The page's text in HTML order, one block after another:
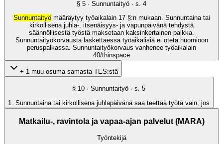
§ 5 · Sunnuntaityö · s. 4
Sunnuntaityömääräytyy työaikalain 17 §:n mukaan. Sunnuntaina tai
kirkollisena juhla-, itsenäisyys- ja vapunpäivänä tehdystä
säännöllisestä työstä maksetaan kaksinkertainen palkka.
Sunnuntaityökorvausta laskettaessa työaikalisiä ei oteta huomioon
peruspalkassa. Sunnuntaityökorvaus vanhenee työaikalain
40/thinspace
+ 1 muu osuma samasta TES:stä
§ 10 · Sunnuntaityö · s. 5
1. Sunnuntaina tai kirkollisena juhlapäivänä saa teettää työtä vain, jos
Matkailu-, ravintola ja vapaa-ajan palvelut (MARA)
Työntekijä